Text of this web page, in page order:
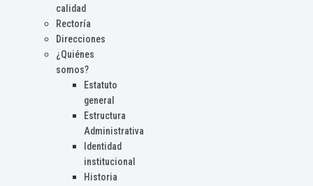
calidad
Rectoría
Direcciones
¿Quiénes
somos?
Estatuto
general
Estructura
Administrativa
Identidad
institucional
Historia